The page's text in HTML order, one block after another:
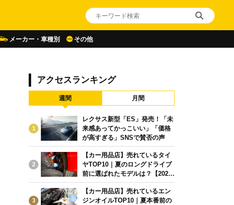
メーカー・車種別 その他
アクセスランキング
週間 月間
1
レクサス新型「ES」発売！「未
来感あってかっこいい」「価格
が高すぎる」SNSで賛否の声
2
【カー用品店】売れているタイ
ヤTOP10｜夏のロングドライブ
前に選ばれたモデルは？【2026
年6月版】
3
【カー用品店】売れているエン
ジンオイルTOP10｜夏本番前の